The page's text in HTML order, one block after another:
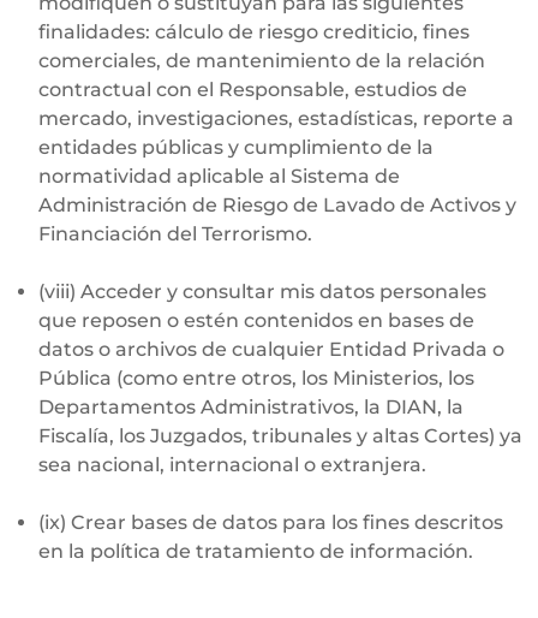
finalidades: cálculo de riesgo crediticio, fines
comerciales, de mantenimiento de la relación
contractual con el Responsable, estudios de
mercado, investigaciones, estadísticas, reporte a
entidades públicas y cumplimiento de la
normatividad aplicable al Sistema de
Administración de Riesgo de Lavado de Activos y
Financiación del Terrorismo.
(viii) Acceder y consultar mis datos personales
que reposen o estén contenidos en bases de
datos o archivos de cualquier Entidad Privada o
Pública (como entre otros, los Ministerios, los
Departamentos Administrativos, la DIAN, la
Fiscalía, los Juzgados, tribunales y altas Cortes) ya
sea nacional, internacional o extranjera.
(ix) Crear bases de datos para los fines descritos
en la política de tratamiento de información.